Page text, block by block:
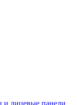
и лицевые панели